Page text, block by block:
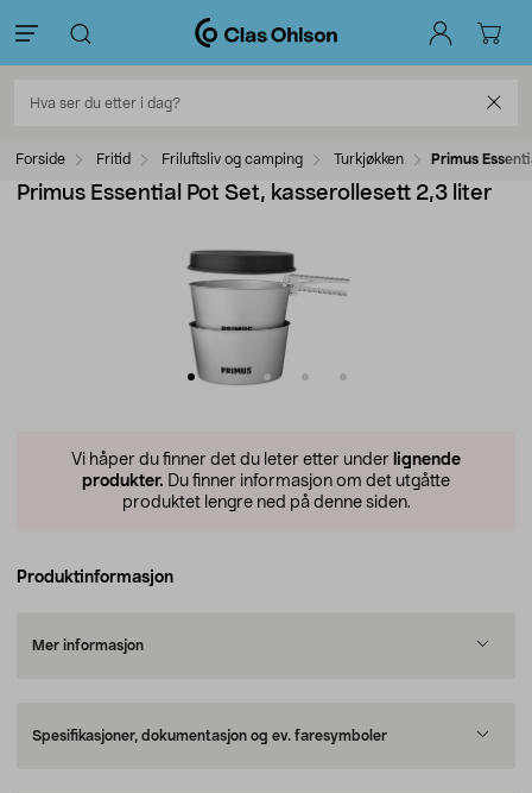
Forside Fritid Friluftsliv og camping Turkjøkken Primus
Primus Essential Pot Set, kasserollesett 2,3 liter
Vi håper du finner det du leter etter under lignende
produkter. Du finner informasjon om det utgåtte
produktet lengre ned på denne siden.
Produktinformasjon
Mer informasjon
Spesifikasjoner, dokumentasjon og ev. faresymboler